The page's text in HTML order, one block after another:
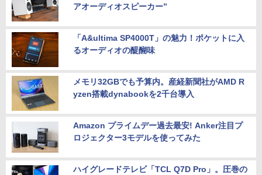
アオーディオスピーカー”
「A&ultima SP4000T」の魅力！ポケットに入
るオーディオの醍醐味
メモリ32GBでも予算内。産経新聞社がAMD R
yzen搭載dynabookを2千台導入
Amazon プライムデー過去最安! Anker注目プ
ロジェクター3モデルを使ってみた
ハイグレードテレビ「TCL Q7D Pro」。圧巻の